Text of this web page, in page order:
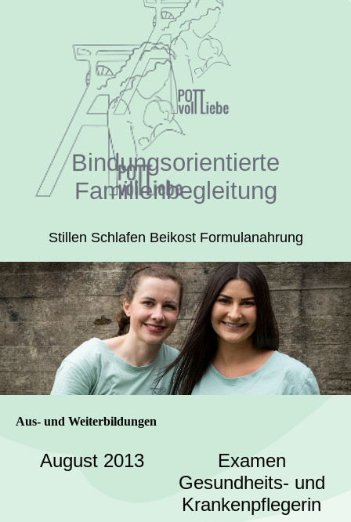
Bindungsorientierte
Familienbegleitung
Stillen Schlafen Beikost Formulanahrung
Aus- und Weiterbildungen
August 2013
Examen
Gesundheits- und
Krankenpflegerin